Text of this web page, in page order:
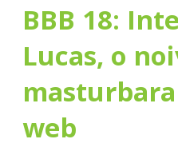
BBB 18:
Lucas, o
web